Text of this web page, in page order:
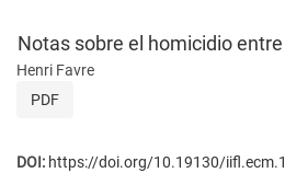
Notas sobre el homicidio
Henri Favre
PDF
DOI: https://doi.org/10.19130/